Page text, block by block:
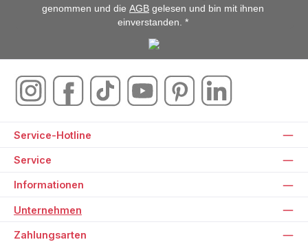
genommen und die AGB gelesen und bin mit ihnen
einverstanden. *
Service-Hotline
Service
Informationen
Unternehmen
Zahlungsarten